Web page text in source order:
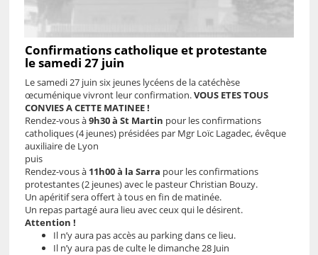
Confirmations catholique et protestante
le samedi 27 juin
Le samedi 27 juin six jeunes lycéens de la catéchèse
œcuménique vivront leur confirmation.VOUS ETES TOUS
CONVIES A CETTE MATINEE !
Rendez-vous à9h30 à St Martin pour les confirmations
catholiques (4 jeunes) présidées par Mgr Loïc Lagadec, évêque
auxiliaire de Lyon
puis
Rendez-vous à 11h00 à la Sarra pour les confirmations
protestantes (2 jeunes) avec le pasteur Christian Bouzy.
Un apéritif sera offert à tous en fin de matinée.
Un repas partagé aura lieu avec ceux qui le désirent.
Attention !
Il n’y aura pas accès au parking dans ce lieu.
Il n’y aura pas de culte le dimanche 28 Juin